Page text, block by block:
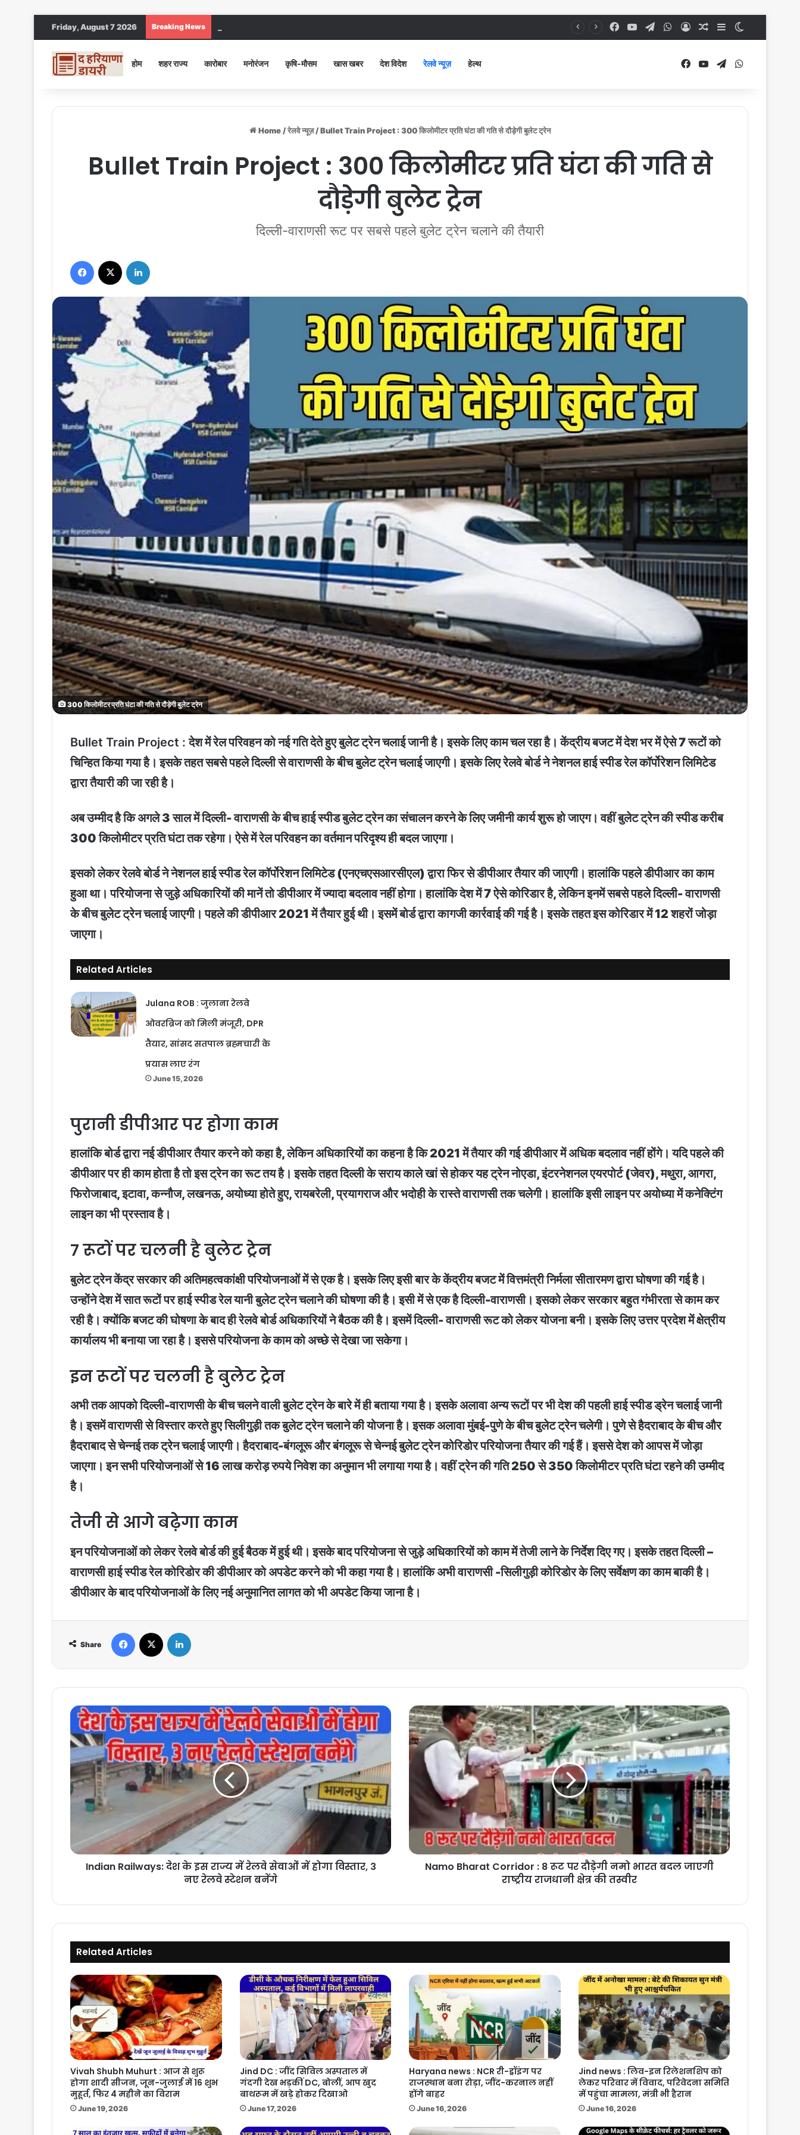
Friday, August 7 2026 Breaking News Facebook
YouTubeTelegramWhatsApp
Log InRandom Article
Sidebar
होम शहर राज्य कारोबार मनोरंजन कृषि-मौसम खास खबर देश विदेश रेलवे न्यूज़ हेल्थ Facebook
YouTubeTelegram
Home /रेलवे न्यूज़ /Bullet Train Project : 300 किलोमीटर प्रति घंटा की गति से दौड़ेगी बुलेट ट्रेन
Bullet Train Project : 300 किलोमीटर प्रति घंटा की गति से
दौड़ेगी बुलेट ट्रेन
दिल्ली-वाराणसी रूट पर सबसे पहले बुलेट ट्रेन चलाने की तैयारी
Facebook
300 किलोमीटर प्रति घंटा की गति से दौड़ेगी बुलेट ट्रेन
Bullet Train Project :देश में रेल परिवहन को नई गति देते हुए बुलेट ट्रेन चलाई जानी है। इसके लिए काम चल रहा है। केंद्रीय बजट में देश भर में ऐसे 7 रूटों को
चिन्हित किया गया है। इसके तहत सबसे पहले दिल्ली से वाराणसी के बीच बुलेट ट्रेन चलाई जाएगी। इसके लिए रेलवे बोर्ड ने नेशनल हाई स्पीड रेल कॉर्पोरेशन लिमिटेड
द्वारा तैयारी की जा रही है।
अब उम्मीद है कि अगले 3 साल में दिल्ली- वाराणसी के बीच हाई स्पीड बुलेट ट्रेन का संचालन करने के लिए जमीनी कार्य शुरू हो जाएग। वहीं बुलेट ट्रेन की स्पीड करीब
300 किलोमीटर प्रति घंटा तक रहेगा। ऐसे में रेल परिवहन का वर्तमान परिदृश्य ही बदल जाएगा।
इसको लेकर रेलवे बोर्ड ने नेशनल हाई स्पीड रेल कॉर्पोरेशन लिमिटेड (एनएचएसआरसीएल) द्वारा फिर से डीपीआर तैयार की जाएगी। हालांकि पहले डीपीआर का काम
हुआ था। परियोजना से जुड़े अधिकारियों की मानें तो डीपीआर में ज्यादा बदलाव नहीं होगा। हालांकि देश में 7 ऐसे कोरिडार है, लेकिन इनमें सबसे पहले दिल्ली- वाराणसी
के बीच बुलेट ट्रेन चलाई जाएगी। पहले की डीपीआर 2021 में तैयार हुई थी। इसमें बोर्ड द्वारा कागजी कार्रवाई की गई है। इसके तहत इस कोरिडार में 12 शहरों जोड़ा
जाएगा।
Related Articles
Julana ROB : जुलाना रेलवे
ओवरब्रिज को मिली मंजूरी, DPR
तैयार, सांसद सतपाल ब्रह्मचारी के
प्रयास लाए रंग
June 15, 2026
पुरानी डीपीआर पर होगा काम
हालांकि बोर्ड द्वारा नई डीपीआर तैयार करने को कहा है, लेकिन अधिकारियों का कहना है कि 2021 में तैयार की गई डीपीआर में अधिक बदलाव नहीं होंगे। यदि पहले की
डीपीआर पर ही काम होता है तो इस ट्रेन का रूट तय है। इसके तहत दिल्ली के सराय काले खां से होकर यह ट्रेन नोएडा, इंटरनेशनल एयरपोर्ट (जेवर), मथुरा, आगरा,
फिरोजाबाद, इटावा, कन्नौज, लखनऊ, अयोध्या होते हुए, रायबरेली, प्रयागराज और भदोही के रास्ते वाराणसी तक चलेगी। हालांकि इसी लाइन पर अयोध्या में कनेक्टिंग
लाइन का भी प्रस्ताव है।
7 रूटों पर चलनी है बुलेट ट्रेन
बुलेट ट्रेन केंद्र सरकार की अतिमहत्वकांक्षी परियोजनाओं में से एक है। इसके लिए इसी बार के केंद्रीय बजट में वित्तमंत्री निर्मला सीतारमण द्वारा घोषणा की गई है।
उन्होंने देश में सात रूटों पर हाई स्पीड रेल यानी बुलेट ट्रेन चलाने की घोषणा की है। इसी में से एक है दिल्ली-वाराणसी। इसको लेकर सरकार बहुत गंभीरता से काम कर
रही है। क्योंकि बजट की घोषणा के बाद ही रेलवे बोर्ड अधिकारियों ने बैठक की है। इसमें दिल्ली- वाराणसी रूट को लेकर योजना बनी। इसके लिए उत्तर प्रदेश में क्षेत्रीय
कार्यालय भी बनाया जा रहा है। इससे परियोजना के काम को अच्छे से देखा जा सकेगा।
इन रूटों पर चलनी है बुलेट ट्रेन
अभी तक आपको दिल्ली-वाराणसी के बीच चलने वाली बुलेट ट्रेन के बारे में ही बताया गया है। इसके अलावा अन्य रूटों पर भी देश की पहली हाई स्पीड ड्रेन चलाई जानी
है। इसमें वाराणसी से विस्तार करते हुए सिलीगुड़ी तक बुलेट ट्रेन चलाने की योजना है। इसक अलावा मुंबई-पुणे के बीच बुलेट ट्रेन चलेगी। पुणे से हैदराबाद के बीच और
हैदराबाद से चेन्नई तक ट्रेन चलाई जाएगी। हैदराबाद-बंगलूरू और बंगलूरू से चेन्नई बुलेट ट्रेन कोरिडोर परियोजना तैयार की गई हैं। इससे देश को आपस में जोड़ा
जाएगा। इन सभी परियोजनाओं से 16 लाख करोड़ रुपये निवेश का अनुमान भी लगाया गया है। वहीं ट्रेन की गति 250 से 350 किलोमीटर प्रति घंटा रहने की उम्मीद
है।
तेजी से आगे बढ़ेगा काम
इन परियोजनाओं को लेकर रेलवे बोर्ड की हुई बैठक में हुई थी। इसके बाद परियोजना से जुड़े अधिकारियों को काम में तेजी लाने के निर्देश दिए गए। इसके तहत दिल्ली –
वाराणसी हाई स्पीड रेल कोरिडोर की डीपीआर को अपडेट करने को भी कहा गया है। हालांकि अभी वाराणसी -सिलीगुड़ी कोरिडोर के लिए सर्वेक्षण का काम बाकी है।
डीपीआर के बाद परियोजनाओं के लिए नई अनुमानित लागत को भी अपडेट किया जाना है।
Share
Facebook
Indian
Railways:
देश
के
इस
राज्य
में
रेलवे
सेवाओं
विस्तार,
Indian Railways: देश के इस राज्य में रेलवे सेवाओं में होगा विस्तार, 3
नए रेलवे स्टेशन बनेंगे
Namo
Bharat
Corridor
:
8
दौड़ेगी
जाएगी
Namo Bharat Corridor : 8 रूट पर दौड़ेगी नमो भारत बदल जाएगी
राष्ट्रीय राजधानी क्षेत्र की तस्वीर
Related Articles
Vivah Shubh Muhurt : आज से शुरू
होगा शादी सीजन, जून-जुलाई में 16 शुभ
मुहूर्त, फिर 4 महीने का विराम
June 19, 2026
Jind DC : जींद सिविल अस्पताल में
गंदगी देख भड़कीं DC, बोलीं, आप खुद
बाथरूम में खड़े होकर दिखाओ
June 17, 2026
Haryana news : NCR री-ड्रॉइंग पर
राजस्थान बना रोड़ा, जींद-करनाल नहीं
होंगे बाहर
June 16, 2026
Jind news : लिव-इन रिलेशनशिप को
लेकर परिवार में विवाद, परिवेदना समिति
में पहुंचा मामला, मंत्री भी हैरान
June 16, 2026